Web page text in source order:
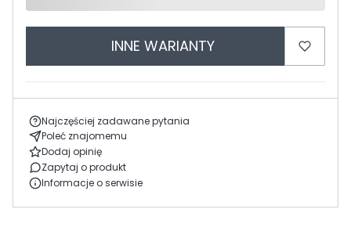
INNE WARIANTY
Najczęściej zadawane pytania
Poleć znajomemu
Dodaj opinię
Zapytaj o produkt
Informacje o serwisie